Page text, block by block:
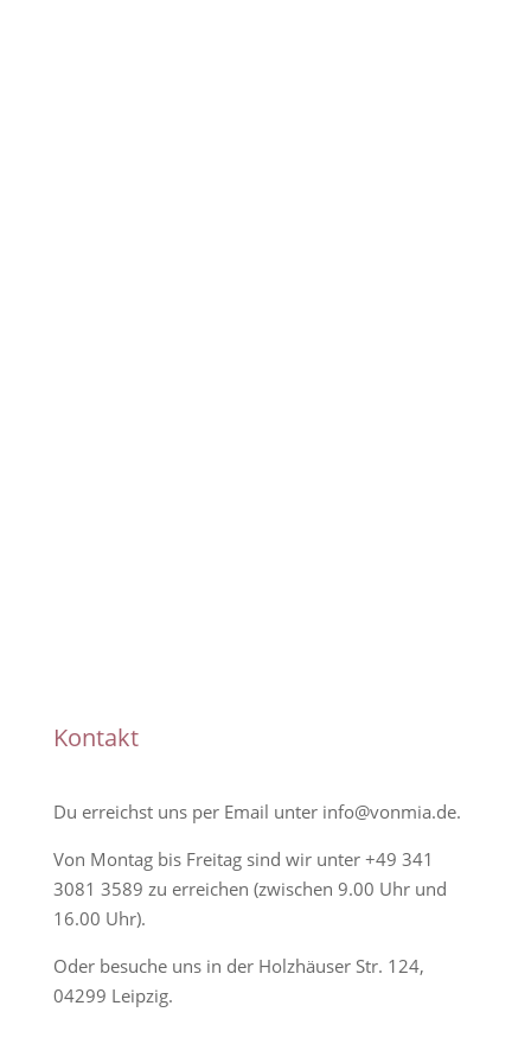
Kontakt
Du erreichst uns per Email unter info@vonmia.de.
Von Montag bis Freitag sind wir unter +49 341
3081 3589 zu erreichen (zwischen 9.00 Uhr und
16.00 Uhr).
Oder besuche uns in der Holzhäuser Str. 124,
04299 Leipzig.